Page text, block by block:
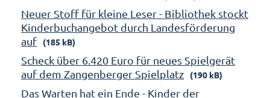
Neuer Stoff für kleine Leser - Bibliothek stockt
Kinderbuchangebot durch Landesförderung
auf
(185 kB)
Scheck über 6.420 Euro für neues Spielgerät
auf dem Zangenberger Spielplatz
(190 kB)
Das Warten hat ein Ende - Kinder der